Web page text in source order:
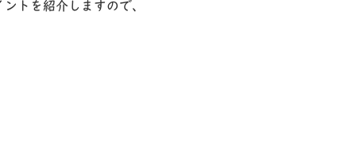
トを紹介しますので、